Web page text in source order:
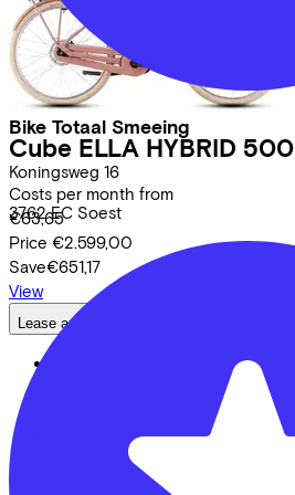
Bike Totaal Smeeing
Koningsweg 16
3762 EC Soest
Cube ELLA HYBRID 500
Costs per month from
€63,65
Price €2.599,00
Save€651,17
View
Lease a Bike